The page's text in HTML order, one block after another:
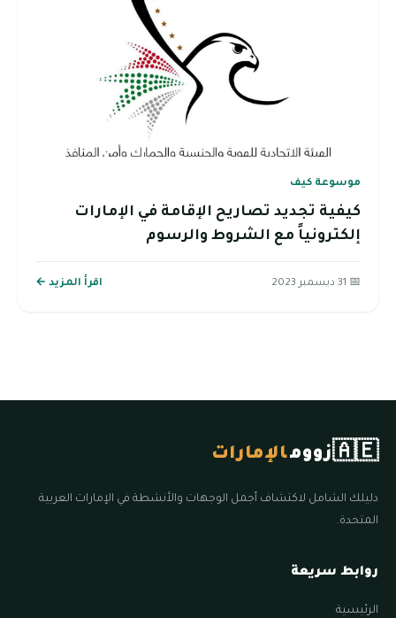
موسوعة كيف
كيفية تجديد تصاريح الإقامة في الإمارات
إلكترونياً مع الشروط والرسوم
📅 31 ديسمبر 2023 اقرأ المزيد ←
🇦🇪زوومالإمارات
دليلك الشامل لاكتشاف أجمل الوجهات والأنشطة في الإمارات العربية
المتحدة.
روابط سريعة
الرئيسية